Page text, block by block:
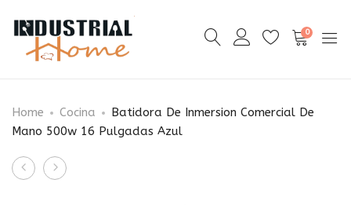
0
Home Cocina
Batidora De Inmersion Comercial De
Mano 500w 16 Pulgadas Azul
Product
Incubadora
Fundidor